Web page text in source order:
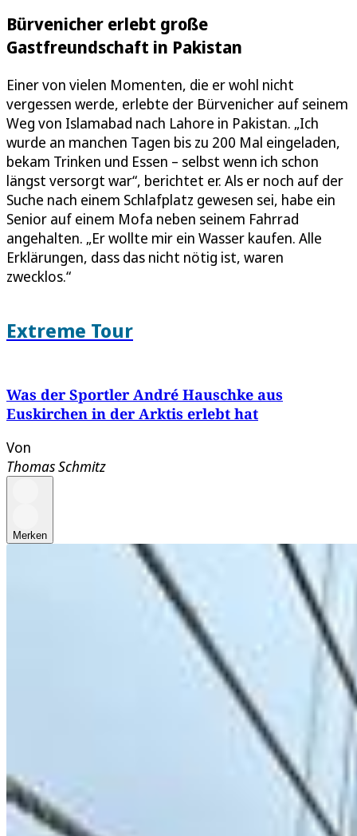
Bürvenicher erlebt große
Gastfreundschaft in Pakistan
Einer von vielen Momenten, die er wohl nicht
vergessen werde, erlebte der Bürvenicher auf seinem
Weg von Islamabad nach Lahore in Pakistan. „Ich
wurde an manchen Tagen bis zu 200 Mal eingeladen,
bekam Trinken und Essen – selbst wenn ich schon
längst versorgt war“, berichtet er. Als er noch auf der
Suche nach einem Schlafplatz gewesen sei, habe ein
Senior auf einem Mofa neben seinem Fahrrad
angehalten. „Er wollte mir ein Wasser kaufen. Alle
Erklärungen, dass das nicht nötig ist, waren
zwecklos.“
Extreme Tour
Was der Sportler André Hauschke aus
Euskirchen in der Arktis erlebt hat
Von
Thomas Schmitz
Merken